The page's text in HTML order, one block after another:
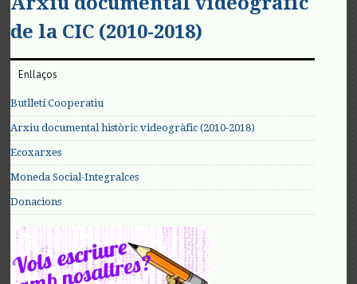
de la CIC (2010-2018)
Enllaços
Butlletí Cooperatiu
Arxiu documental històric videogràfic (2010-2018)
Ecoxarxes
Moneda Social-Integralces
Donacions